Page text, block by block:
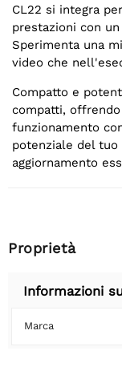
CL22 si integra
prestazioni con
Sperimenta una
video che
Compatto e
compatti,
funzionamento
potenziale del tuo
aggiornamento
Proprietà
Informazioni
Marca